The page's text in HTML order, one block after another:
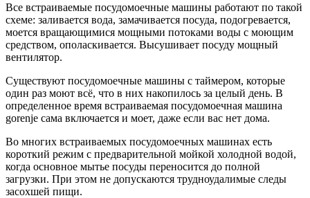
Все встраиваемые посудомоечные машины работают по такой
схеме: заливается вода, замачивается посуда, подогревается,
моется вращающимися мощными потоками воды с моющим
средством, ополаскивается. Высушивает посуду мощный
вентилятор.
Существуют посудомоечные машины с таймером, которые
один раз моют всё, что в них накопилось за целый день. В
определенное время встраиваемая посудомоечная машина
gorenje сама включается и моет, даже если вас нет дома.
Во многих встраиваемых посудомоечных машинах есть
короткий режим с предварительной мойкой холодной водой,
когда основное мытье посуды переносится до полной
загрузки. При этом не допускаются трудноудалимые следы
засохшей пищи.